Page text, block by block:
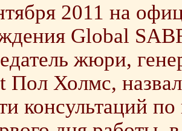
2011 на
Global
жюри,
Пол Холмс,
консультаций